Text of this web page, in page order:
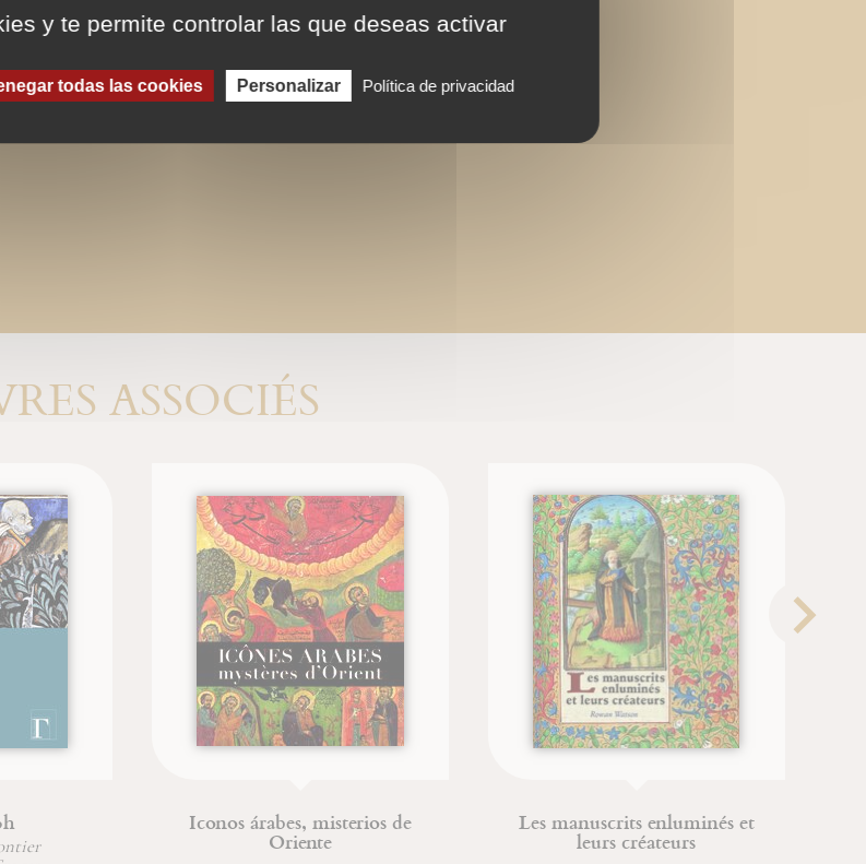
ASSOCIÉS
Iconos árabes, misterios de Les manuscrits enluminés et
leurs créateurs
y te permite controlar las que deseas activar
todas las cookies Personalizar Política de privacidad